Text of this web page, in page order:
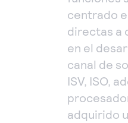
centrado
directas a
en el
canal de
ISV, ISO,
adquirido